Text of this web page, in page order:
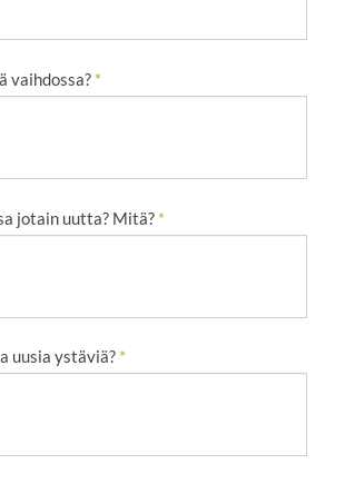
vaihdossa? *
jotain uutta? Mitä? *
uusia ystäviä? *